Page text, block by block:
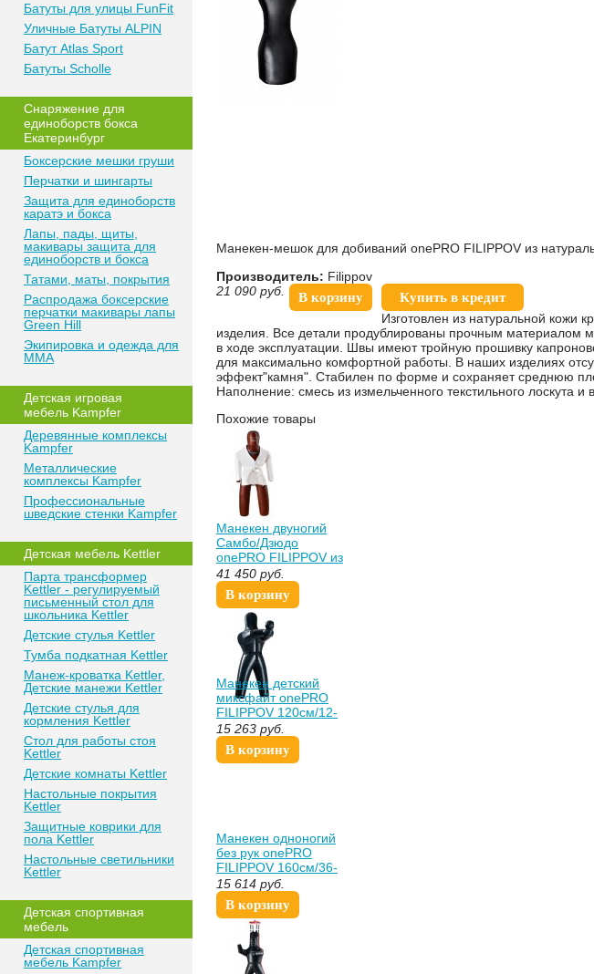
Батуты для улицы FunFit
Уличные Батуты ALPIN
Батут Atlas Sport
Батуты Scholle
Снаряжение для
единоборств бокса
Екатеринбург
Боксерские мешки груши
Перчатки и шингарты
Защита для единоборств
каратэ и бокса
Лапы, пады, щиты,
макивары защита для
единоборств и бокса
Татами, маты, покрытия
Распродажа боксерские
перчатки макивары лапы
Green Hill
Экипировка и одежда для
MMA
Детская игровая
мебель Kampfer
Деревянные комплексы
Kampfer
Металлические
комплексы Kampfer
Профессиональные
шведские стенки Kampfer
Детская мебель Kettler
Парта трансформер
Kettler - регулируемый
письменный стол для
школьника Kettler
Детские стулья Kettler
Тумба подкатная Kettler
Манеж-кроватка Kettler,
Детские манежи Kettler
Детские стулья для
кормления Kettler
Стол для работы стоя
Kettler
Детские комнаты Kettler
Настольные покрытия
Kettler
Защитные коврики для
пола Kettler
Настольные светильники
Kettler
Детская спортивная
мебель
Детская спортивная
мебель Kampfer
Манекен-мешок для добиваний onePRO FILIPPOV из
Производитель: Filippov
21 090 руб. В корзину
Купить в кредит
Изготовлен из натуральной кожи
изделия. Все детали продублированы прочным
в ходе эксплуатации. Швы имеют тройную прошивку
для максимально комфортной работы. В наших изделиях
эффект"камня". Стабилен по форме и сохраняет среднюю
Наполнение: смесь из измельченного текстильного лоскута
Похожие товары
Манекен двуногий
Самбо/Дзюдо
onePRO FILIPPOV из
натуральной кожи
160см/36-39кг
41 450 руб.
В корзину
Манекен детский
миксфайт onePRO
FILIPPOV 120см/12-
13кг
15 263 руб.
В корзину
Манекен одноногий
без рук onePRO
FILIPPOV 160см/36-
39кг
15 614 руб.
В корзину